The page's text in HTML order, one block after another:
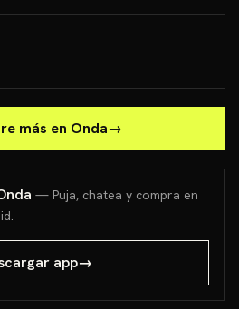
más en Onda→
— Puja, chatea y compra en
app→